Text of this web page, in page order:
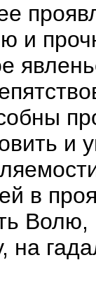
и
и
в
Волю,
на